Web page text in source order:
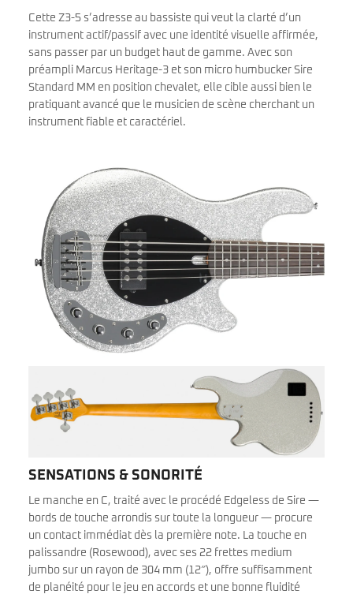
Cette Z3-5 s’adresse au bassiste qui veut la clarté d’un
instrument actif/passif avec une identité visuelle affirmée,
sans passer par un budget haut de gamme. Avec son
préampli Marcus Heritage-3 et son micro humbucker Sire
Standard MM en position chevalet, elle cible aussi bien le
pratiquant avancé que le musicien de scène cherchant un
instrument fiable et caractériel.
SENSATIONS & SONORITÉ
Le manche en C, traité avec le procédé Edgeless de Sire —
bords de touche arrondis sur toute la longueur — procure
un contact immédiat dès la première note. La touche en
palissandre (Rosewood), avec ses 22 frettes medium
jumbo sur un rayon de 304 mm (12″), offre suffisamment
de planéité pour le jeu en accords et une bonne fluidité